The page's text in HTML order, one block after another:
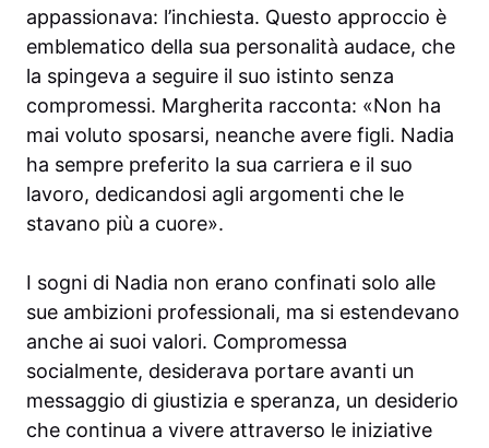
appassionava: l’inchiesta. Questo approccio è
emblematico della sua personalità audace, che
la spingeva a seguire il suo istinto senza
compromessi. Margherita racconta: «Non ha
mai voluto sposarsi, neanche avere figli. Nadia
ha sempre preferito la sua carriera e il suo
lavoro, dedicandosi agli argomenti che le
stavano più a cuore».
I sogni di Nadia non erano confinati solo alle
sue ambizioni professionali, ma si estendevano
anche ai suoi valori. Compromessa
socialmente, desiderava portare avanti un
messaggio di giustizia e speranza, un desiderio
che continua a vivere attraverso le iniziative